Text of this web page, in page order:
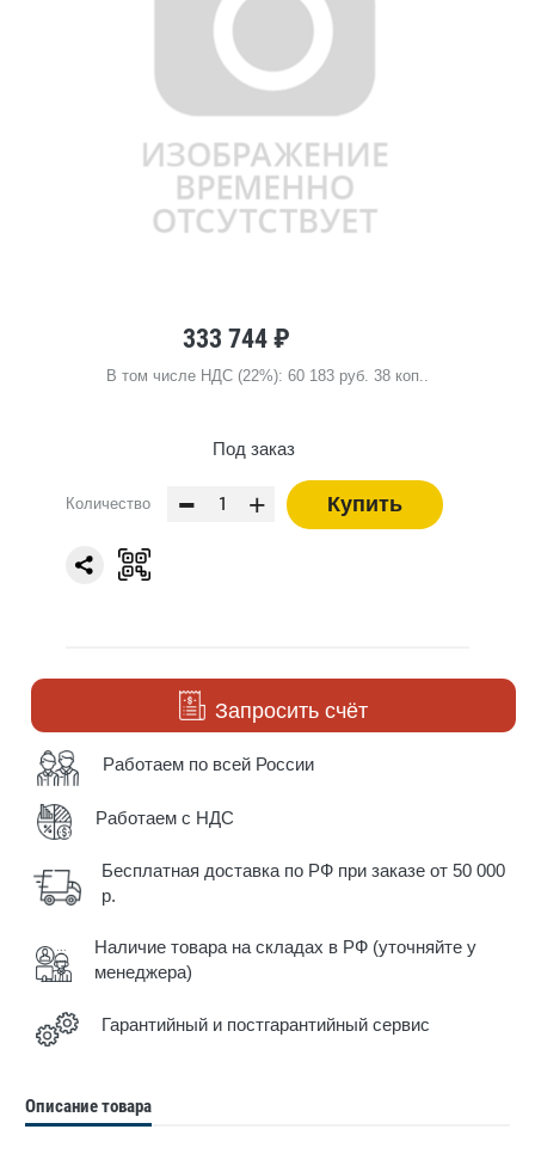
333 744 ₽
В том числе НДС (22%): 60 183 руб. 38 коп..
Под заказ
Количество - + Купить
Запросить счёт
Работаем по всей России
Работаем с НДС
Бесплатная доставка по РФ при заказе от 50 000
р.
Наличие товара на складах в РФ (уточняйте у
менеджера)
Гарантийный и постгарантийный сервис
Описание товара